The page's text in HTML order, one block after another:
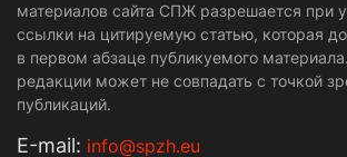
материалов сайта СПЖ разрешается при
ссылки на цитируемую статью, которая
в первом абзаце публикуемого
редакции может не совпадать с точкой
публикаций.
Е-mail: info@spzh.eu